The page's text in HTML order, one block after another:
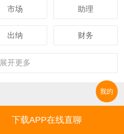
市场 助理
出纳 财务
行政
技术 司机
展开更多
下载APP在线直聊